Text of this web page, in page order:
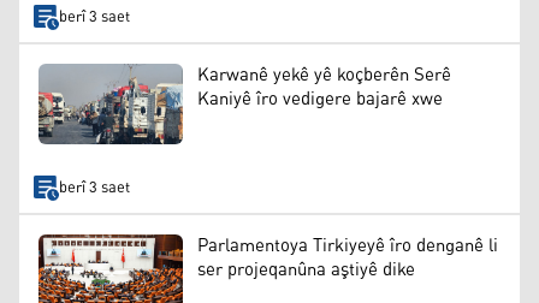
berî 3 saet
Karwanê yekê yê koçberên Serê
Kaniyê îro vedigere bajarê xwe
berî 3 saet
Parlamentoya Tirkiyeyê îro denganê li
ser projeqanûna aştiyê dike